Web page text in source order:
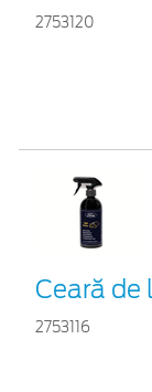
2753120
Ceară de
2753116